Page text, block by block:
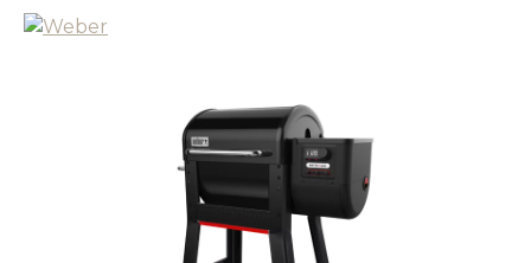
Bildergalerie überspringen